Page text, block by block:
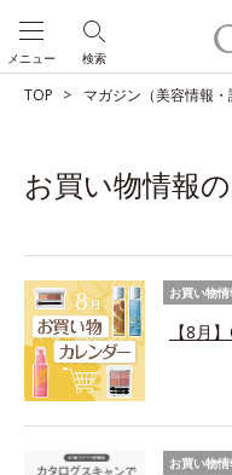
検索
メニュー
TOP マガジン（美容情報・
お買い物情報
お買い物情
【8月
お買い物情